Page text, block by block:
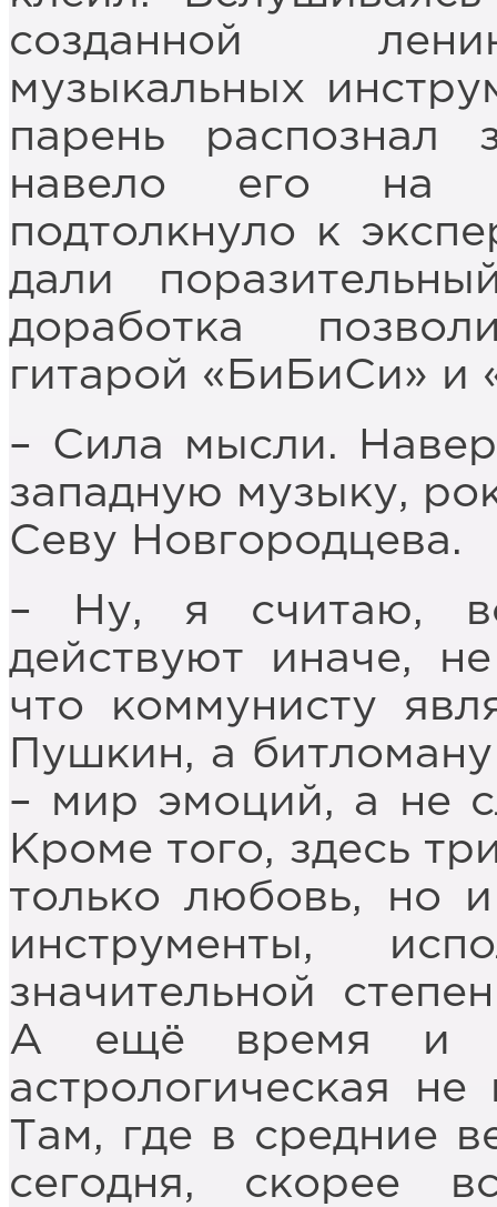
созданной
музыкальных
парень распознал
навело его на
подтолкнуло к
дали
доработка
гитарой «БиБиСи» и
– Сила мысли.
западную музыку,
Севу Новгородцева.
– Ну, я считаю,
действуют иначе,
что коммунисту
Пушкин, а
– мир эмоций, а не
Кроме того, здесь
только любовь, но
инструменты,
значительной
А ещё время и
астрологическая не
Там, где в средние
сегодня, скорее